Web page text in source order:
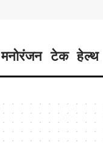
मनोरंजन टेक हेल्थ